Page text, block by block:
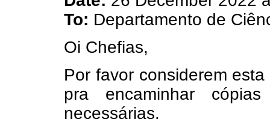
To: Departamento de
Oi Chefias,
Por favor considerem
pra encaminhar
necessárias.